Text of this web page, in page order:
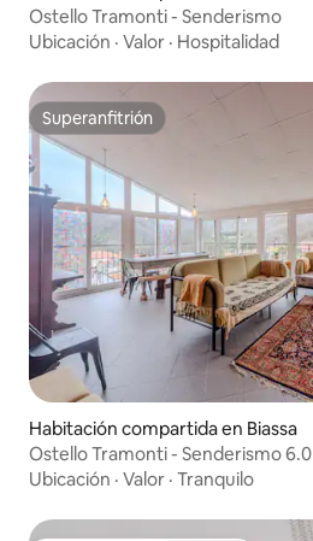
Ostello Tramonti - Senderismo
Ubicación · Valor · Hospitalidad
Superanfitrión
Superanfitrión
Habitación compartida en Biassa
Ostello Tramonti - Senderismo 6.0
Ubicación · Valor · Tranquilo